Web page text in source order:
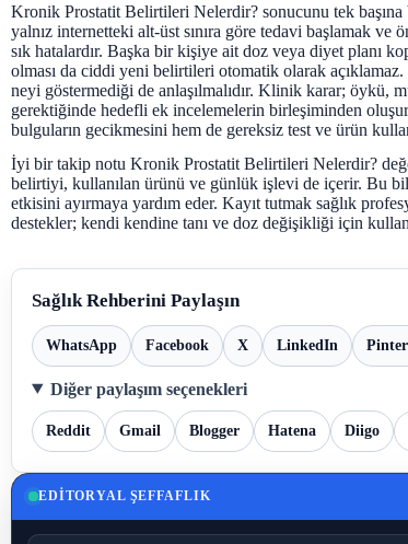
Kronik Prostatit Belirtileri Nelerdir? sonucunu tek başına
yalnız internetteki alt-üst sınıra göre tedavi başlamak ve
sık hatalardır. Başka bir kişiye ait doz veya diyet planı
olması da ciddi yeni belirtileri otomatik olarak
neyi göstermediği de anlaşılmalıdır. Klinik karar; öykü,
gerektiğinde hedefli ek incelemelerin birleşiminden
bulguların gecikmesini hem de gereksiz test ve ürün
İyi bir takip notu Kronik Prostatit Belirtileri Nelerdir?
belirtiyi, kullanılan ürünü ve günlük işlevi de içerir. Bu
etkisini ayırmaya yardım eder. Kayıt tutmak sağlık
destekler; kendi kendine tanı ve doz değişikliği için
Sağlık Rehberini Paylaşın
WhatsApp Facebook X LinkedIn
Diğer paylaşım seçenekleri
Reddit Gmail Blogger Hatena Diigo
EDITORYAL ŞEFFAFLIK